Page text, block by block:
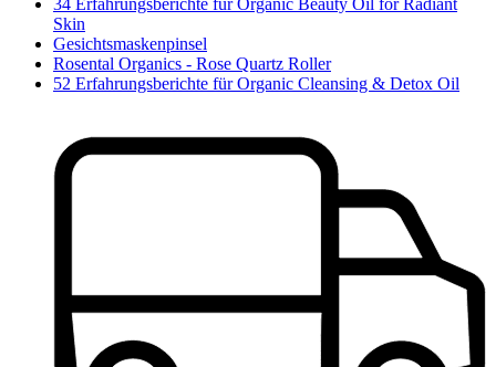
34 Erfahrungsberichte für Organic Beauty Oil for Radiant
Skin
Gesichtsmaskenpinsel
Rosental Organics - Rose Quartz Roller
52 Erfahrungsberichte für Organic Cleansing & Detox Oil